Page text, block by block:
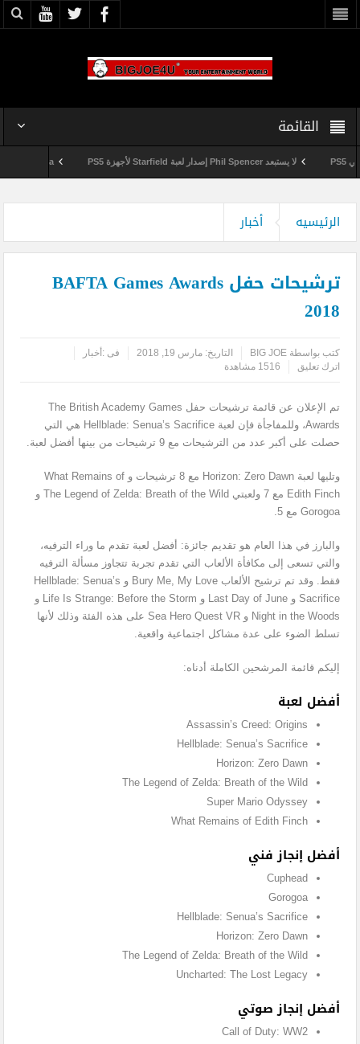
القائمة
لا يستبعد Phil Spencer إصدار لعبة Starfield لأجهزة PS5 Shuhei Yoshida سيتقاعد من شركة Sony في يناير المقبل
الرئيسيه أخبار
ترشيحات حفل BAFTA Games Awards
2018
كتب بواسطةBIG JOE التاريخ:مارس 19, 2018 فى : أخبار
اترك تعليق
1516 مشاهدة
تم الإعلان عن قائمة ترشيحات حفل The British Academy Games
Awards، وللمفاجأة فإن لعبةHellblade: Senua’s Sacrifice هي التي
حصلت على أكبر عدد من الترشيحات مع 9 ترشيحات من بينها أفضل لعبة.
وتليها لعبةHorizon: Zero Dawn مع 8 ترشيحات و
What Remains of
Edith Finch مع 7 ولعبتي The Legend of Zelda: Breath of the Wild و
Gorogoa مع 5.
والبارز في هذا العام هو تقديم جائزة: أفضل لعبة تقدم ما وراء الترفيه،
والتي تسعى إلى مكافأة الألعاب التي تقدم تجربة تتجاوز مسألة الترفيه
فقط. وقد تم ترشيح الألعابBury Me, My Love و Hellblade: Senua’s
Sacrifice وLast Day of June و Life Is Strange: Before the Storm و
Night in the Woods وSea Hero Quest VR على هذه الفئة وذلك لأنها
تسلط الضوء على عدة مشاكل اجتماعية واقعية.
إليكم قائمة المرشحين الكاملة أدناه:
أفضل لعبة
Assassin’s Creed: Origins
Hellblade: Senua’s Sacrifice
Horizon: Zero Dawn
The Legend of Zelda: Breath of the Wild
Super Mario Odyssey
What Remains of Edith Finch
أفضل إنجاز فني
Cuphead
Gorogoa
Hellblade: Senua’s Sacrifice
Horizon: Zero Dawn
The Legend of Zelda: Breath of the Wild
Uncharted: The Lost Legacy
أفضل إنجاز صوتي
Call of Duty: WW2